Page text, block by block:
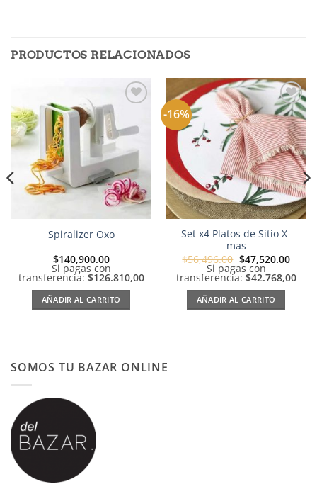
PRODUCTOS RELACIONADOS
a la
lista de
Spiralizer Oxo
$140,900.00
Si pagas con
transferencia: $126.810,00
AÑADIR AL CARRITO
-16%
Añadir
a la
lista de
deseos
Set x4 Platos de Sitio X-
mas
$56,496.00 El
precio
original
era:
$56,496.00.
$47,520.00El
es:
Si pagas con
transferencia: $42.768,00
AÑADIR AL CARRITO
SOMOS TU BAZAR ONLINE